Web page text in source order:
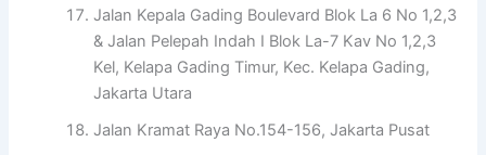
Jalan Kepala Gading Boulevard Blok La 6 No 1,2,3
& Jalan Pelepah Indah I Blok La-7 Kav No 1,2,3
Kel, Kelapa Gading Timur, Kec. Kelapa Gading,
Jakarta Utara
Jalan Kramat Raya No.154-156, Jakarta Pusat